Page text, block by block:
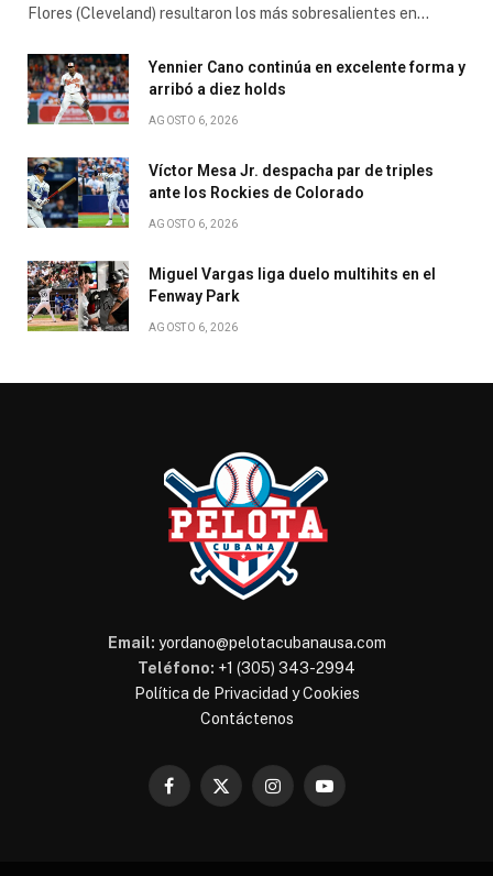
Flores (Cleveland) resultaron los más sobresalientes en…
Yennier Cano continúa en excelente forma y
arribó a diez holds
AGOSTO 6, 2026
Víctor Mesa Jr. despacha par de triples
ante los Rockies de Colorado
AGOSTO 6, 2026
Miguel Vargas liga duelo multihits en el
Fenway Park
AGOSTO 6, 2026
Email: yordano@pelotacubanausa.com
Teléfono: +1 (305) 343-2994
Política de Privacidad y Cookies
Contáctenos
Facebook
X
InstagramYouTube